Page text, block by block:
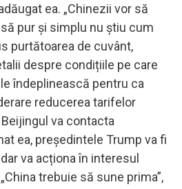
ea. „Chinezii vor să
pur și simplu nu știu cum
purtătoarea de cuvânt,
despre condițiile pe care
îndeplinească pentru ca
reducerea tarifelor
va contacta
ea, președintele Trump va fi
va acționa în interesul
trebuie să sune prima”,